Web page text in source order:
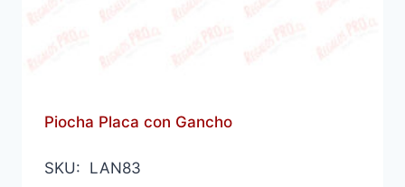
Piocha Placa con Gancho
SKU: LAN83